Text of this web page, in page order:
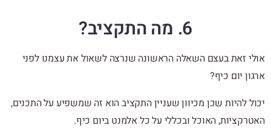
6. מה התקציב?
אולי זאת בעצם השאלה הראשונה שנרצה לשאול את עצמנו לפני
ארגון יום כיף?
יכול להיות שכן מכיוון שעניין התקציב הוא זה שמשפיע על התכנים,
האטרקציות, האוכל ובכללי על כל אלמנט ביום כיף.